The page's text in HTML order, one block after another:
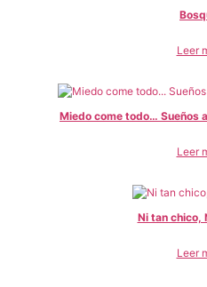
Leer
Miedo come todo… Sueños
Leer
Ni tan chico,
Leer